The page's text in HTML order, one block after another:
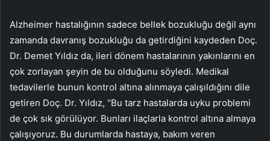
Alzheimer hastalığının sadece bellek bozukluğu değil aynı
zamanda davranış bozukluğu da getirdiğini kaydeden Doç.
Dr. Demet Yıldız da, ileri dönem hastalarının yakınlarını en
çok zorlayan şeyin de bu olduğunu söyledi. Medikal
tedavilerle bunun kontrol altına alınmaya çalışıldığını dile
getiren Doç. Dr. Yıldız, “Bu tarz hastalarda uyku problemi
de çok sık görülüyor. Bunları ilaçlarla kontrol altına almaya
çalışıyoruz. Bu durumlarda hastaya, bakım veren